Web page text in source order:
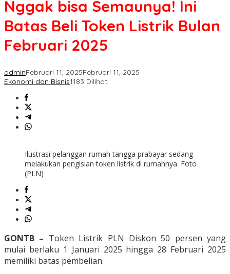
Batas
Token
Nggak bisa Semaunya! Ini
Batas Beli Token Listrik Bulan
Februari 2025
adminFebruari 11, 2025Februari 11, 2025
Ekonomi dan Bisnis1183 Dilihat
Ilustrasi pelanggan rumah tangga prabayar sedang
melakukan pengisian token listrik di rumahnya. Foto
(PLN)
GONTB – Token Listrik PLN Diskon 50 persen yang
mulai berlaku 1 Januari 2025 hingga 28 Februari 2025
memiliki batas pembelian.